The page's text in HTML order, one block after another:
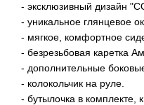
- эксклюзивный дизайн
- уникальное глянцевое
- мягкое, комфортное
- безрезьбовая каретка
- дополнительные
- колокольчик на руле.
- бутылочка в комплекте,